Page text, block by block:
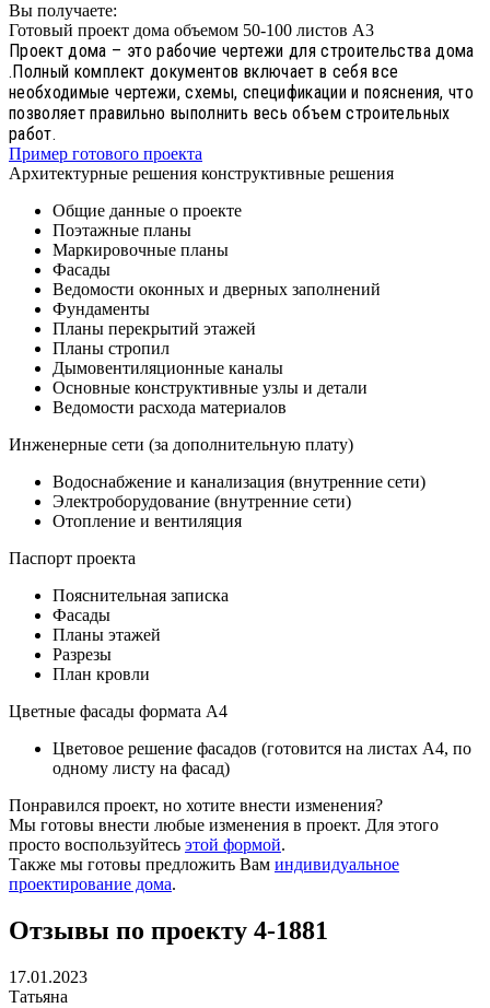
Вы получаете:
Готовый проект дома объемом 50-100 листов А3
Проект дома – это рабочие чертежи для строительства дома
.Полный комплект документов включает в себя все
необходимые чертежи, схемы, спецификации и пояснения, что
позволяет правильно выполнить весь объем строительных
работ.
Пример готового проекта
Архитектурные решения конструктивные решения
Общие данные о проекте
Поэтажные планы
Маркировочные планы
Фасады
Ведомости оконных и дверных заполнений
Фундаменты
Планы перекрытий этажей
Планы стропил
Дымовентиляционные каналы
Основные конструктивные узлы и детали
Ведомости расхода материалов
Инженерные сети (за дополнительную плату)
Водоснабжение и канализация (внутренние сети)
Электроборудование (внутренние сети)
Отопление и вентиляция
Паспорт проекта
Пояснительная записка
Фасады
Планы этажей
Разрезы
План кровли
Цветные фасады формата А4
Цветовое решение фасадов (готовится на листах А4, по
одному листу на фасад)
Понравился проект, но хотите внести изменения?
Мы готовы внести любые изменения в проект. Для этого
просто воспользуйтесь этой формой.
Также мы готовы предложить Вам индивидуальное
проектирование дома.
Отзывы по проекту 4-1881
17.01.2023
Татьяна